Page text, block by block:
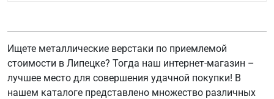
Ищете металлические верстаки по приемлемой
стоимости в Липецке? Тогда наш интернет-магазин –
лучшее место для совершения удачной покупки! В
нашем каталоге представлено множество различных